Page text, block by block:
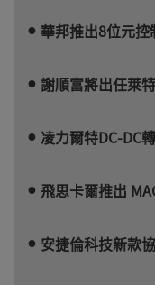
華邦推出8位元
謝順富將出任萊
凌力爾特DC-DC
飛思卡爾推出
安捷倫科技新款